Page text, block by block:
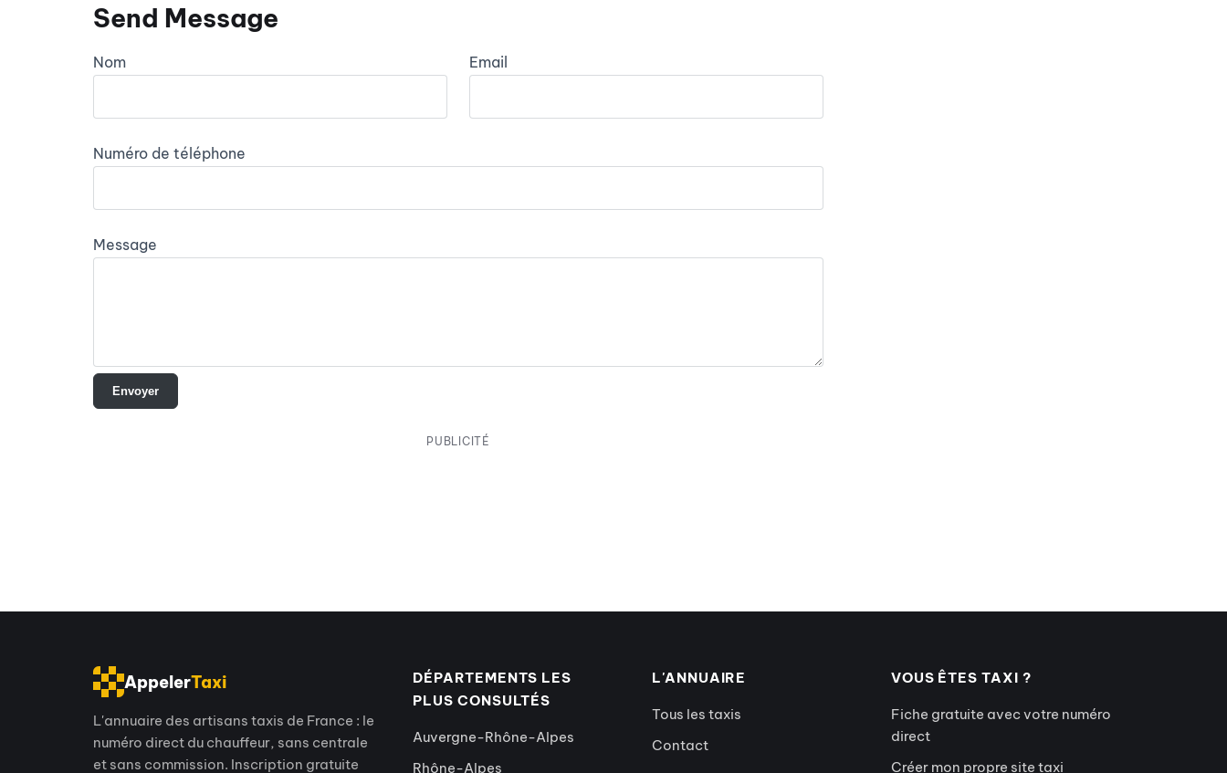
Send Message
Nom Email
Numéro de téléphone
Message
PUBLICITÉ
AppelerTaxi
L'annuaire des artisans taxis de France : le
numéro direct du chauffeur, sans centrale
et sans commission. Inscription gratuite
DÉPARTEMENTS LES
PLUS CONSULTÉS
Auvergne-Rhône-Alpes
Rhône-Alpes
L'ANNUAIRE
Tous les taxis
Contact
VOUS ÊTES TAXI ?
Fiche gratuite avec votre numéro
direct
Créer mon propre site taxi